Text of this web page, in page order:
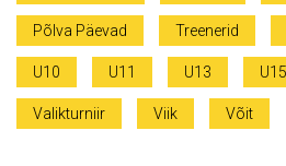
Põlva Päevad Treenerid
U10 U11 U13 U15
Valikturniir Viik Võit